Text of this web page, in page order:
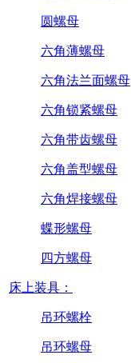
圆螺母
六角薄螺母
六角法兰面螺母
六角锁紧螺母
六角带齿螺母
六角盖型螺母
六角焊接螺母
蝶形螺母
四方螺母
床上装具：
吊环螺栓
吊环螺母